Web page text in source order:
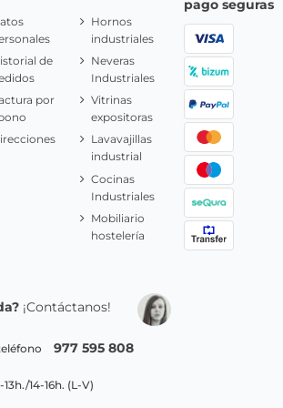
de
por
Hornos
industriales
Neveras
Industriales
Vitrinas
expositoras
Lavavajillas
industrial
Cocinas
Industriales
Mobiliario
hostelería
pago seguras
¡Contáctanos!
977 595 808
14-16h. (L-V)